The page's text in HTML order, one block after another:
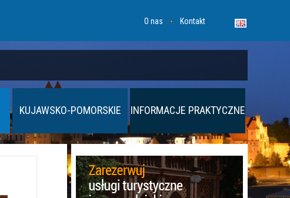
O nas Kontakt
KUJAWSKO-POMORSKIE INFORMACJE PRAKTYCZNE